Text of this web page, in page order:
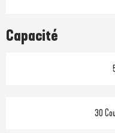
Capacité
30